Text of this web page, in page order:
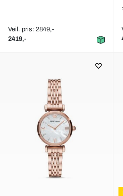
Veil. pris: 2849,-
2419,-